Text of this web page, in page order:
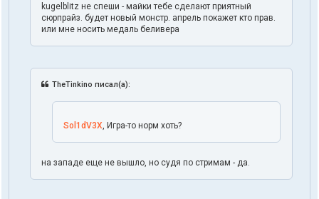
kugelblitz не спеши - майки тебе сделают приятный
сюрпрайз. будет новый монстр. апрель покажет кто прав.
или мне носить медаль беливера
TheTinkino писал(а):
Sol1dV3X , Игра-то норм хоть?
на западе еще не вышло, но судя по стримам - да.